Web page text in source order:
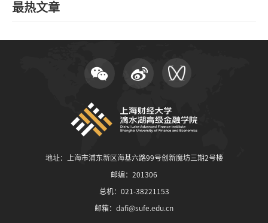
最热文章
地址：上海市浦东新区海基六路99号创新魔坊三期2号楼
邮编：201306
总机：021-38221153
邮箱： dafi@sufe.edu.cn